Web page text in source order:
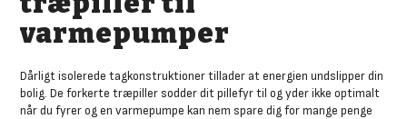
varmepumper
Dårligt isolerede tagkonstruktioner tillader at energien undslipper din
bolig. De forkerte træpiller sodder dit pillefyr til og yder ikke optimalt
når du fyrer og en varmepumpe kan nem spare dig for mange penge